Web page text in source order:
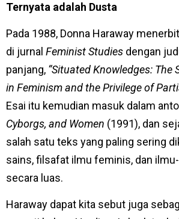
Ternyata adalah Dusta
Pada 1988, Donna Haraway
di jurnal Feminist Studies dengan
panjang, “Situated Knowledges: The
in Feminism and the Privilege of
Esai itu kemudian masuk dalam
Cyborgs, and Women (1991), dan
salah satu teks yang paling sering
sains, filsafat ilmu feminis, dan
secara luas.
Haraway dapat kita sebut juga